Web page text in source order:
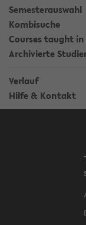
Semesterauswahl
Kombisuche
Courses taught
Archivierte
Verlauf
Hilfe & Kontakt